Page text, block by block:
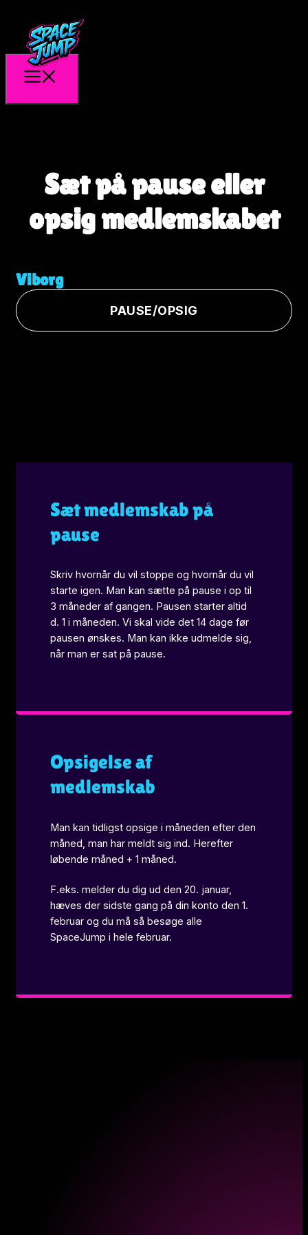
Sæt på pause eller
opsig medlemskabet
Viborg
PAUSE/OPSIG
Sæt medlemskab på
pause​
Skriv hvornår du vil stoppe og hvornår du vil
starte igen. Man kan sætte på pause i op til
3 måneder af gangen. Pausen starter altid
d. 1 i måneden. Vi skal vide det 14 dage før
pausen ønskes. Man kan ikke udmelde sig,
når man er sat på pause.
Opsigelse af
medlemskab
Man kan tidligst opsige i måneden efter den
måned, man har meldt sig ind. Herefter
løbende måned + 1 måned.
F.eks. melder du dig ud den 20. januar,
hæves der sidste gang på din konto den 1.
februar og du må så besøge alle
SpaceJump i hele februar.​